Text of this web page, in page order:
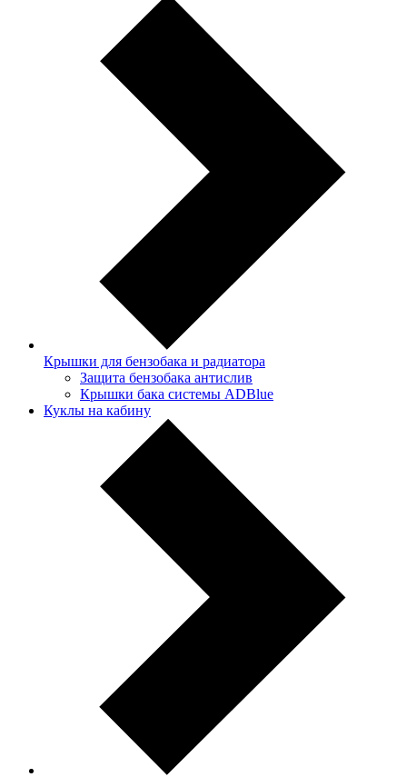
Крышки для бензобака и радиатора
Защита бензобака антислив
Крышки бака системы ADBlue
Куклы на кабину